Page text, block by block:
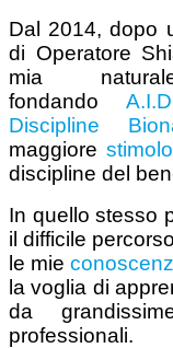
Dal 2014, dopo
di Operatore
mia
fondando
Discipline
maggiore stimolo
discipline del
In quello stesso
il difficile
le mie
la voglia di
da
professionali.